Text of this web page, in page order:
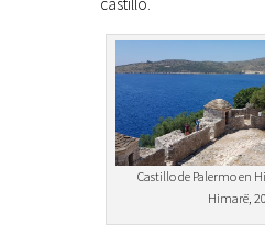
Castillo de Palermo en
Himarë,